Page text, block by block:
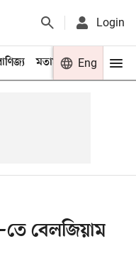
Login
মতামত খেলা
Eng
বেলজিয়াম